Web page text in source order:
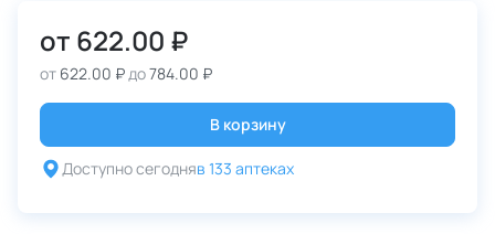
от 622.00 ₽
от 622.00 ₽до784.00 ₽
В корзину
Доступно сегодняв 133 аптеках